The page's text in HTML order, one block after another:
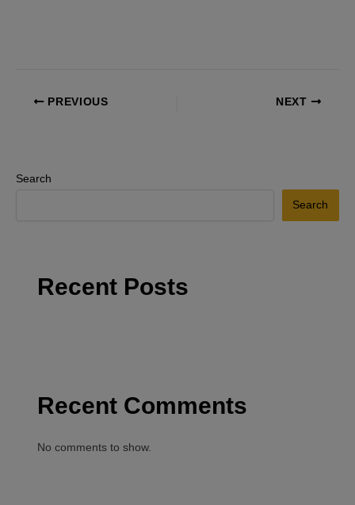
PREVIOUS NEXT
Search
Search
Recent Posts
Recent Comments
No comments to show.